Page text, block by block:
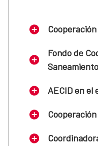
Fondo de
Saneamiento
AECID en el